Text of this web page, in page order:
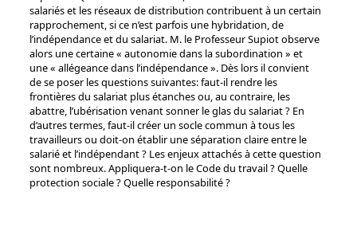
salariés et les réseaux de distribution contribuent à un certain
rapprochement, si ce n’est parfois une hybridation, de
l’indépendance et du salariat. M. le Professeur Supiot observe
alors une certaine « autonomie dans la subordination » et
une « allégeance dans l’indépendance ». Dès lors il convient
de se poser les questions suivantes: faut-il rendre les
frontières du salariat plus étanches ou, au contraire, les
abattre, l’ubérisation venant sonner le glas du salariat ? En
d’autres termes, faut-il créer un socle commun à tous les
travailleurs ou doit-on établir une séparation claire entre le
salarié et l’indépendant ? Les enjeux attachés à cette question
sont nombreux. Appliquera-t-on le Code du travail ? Quelle
protection sociale ? Quelle responsabilité ?